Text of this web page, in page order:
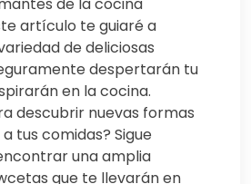
artículo te guiaré a
de deliciosas
despertarán tu
en la cocina.
descubrir nuevas formas
tus comidas? Sigue
una amplia
que te llevarán en